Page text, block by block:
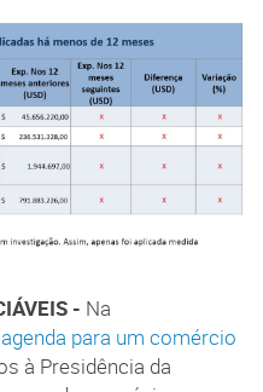
- Na
para um comércio
à Presidência da